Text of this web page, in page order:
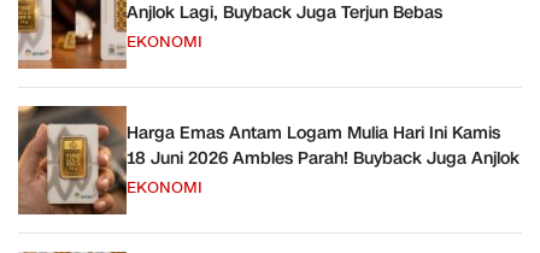
Anjlok Lagi, Buyback Juga Terjun Bebas
EKONOMI
Harga Emas Antam Logam Mulia Hari Ini Kamis
18 Juni 2026 Ambles Parah! Buyback Juga Anjlok
EKONOMI